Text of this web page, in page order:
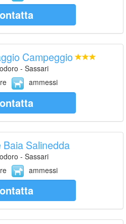
Campeggio
- Sassari
ammessi
Salinedda
- Sassari
ammessi